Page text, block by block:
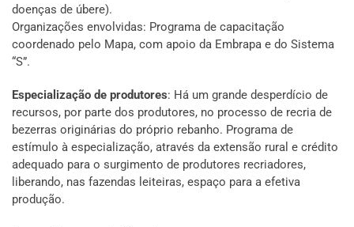
doenças de úbere).
Organizações envolvidas: Programa de capacitação
coordenado pelo Mapa, com apoio da Embrapa e do Sistema
“S”.
Especialização de produtores: Há um grande desperdício de
recursos, por parte dos produtores, no processo de recria de
bezerras originárias do próprio rebanho. Programa de
estímulo à especialização, através da extensão rural e crédito
adequado para o surgimento de produtores recriadores,
liberando, nas fazendas leiteiras, espaço para a efetiva
produção.